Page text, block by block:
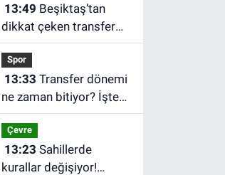
13:49
dikkat çeken transfer
hamlesi! Rota İskoçya
Spor
13:33
ne zaman bitiyor? İşte
TFF’nin açıkladığı son
tarih
Çevre
13:23
kurallar değişiyor!